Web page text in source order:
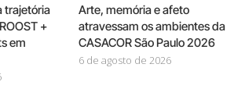
trajetória
+
em
Arte, memória e afeto
atravessam os ambientes da
CASACOR São Paulo 2026
6 de agosto de 2026